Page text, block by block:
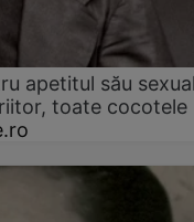
apetitul său
toate cocotele